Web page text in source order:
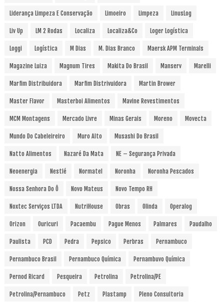
Liderança Limpeza E Conservação Limoeiro Limpeza LinusLog
Liv Up LM 2 Rodas Localiza Localiza&Co Loger Logística
Loggi Logística M Dias M. Dias Branco Maersk APM Terminals
Magazine Luiza Magnum Tires Makita Do Brasil Manserv Marelli
Marfim Distribuidora Marfim Distrivuidora Martin Brower
Master Flavor Masterboi Alimentos Mavine Revestimentos
MCM Montagens Mercado Livre Minas Gerais Moreno Movecta
Mundo Do Cabeleireiro Muro Alto Musashi Do Brasil
Natto Alimentos Nazaré Da Mata NE – Segurança Privada
Neoenergia Nestlé Normatel Noronha Noronha Pescados
Nossa Senhora Do Ô Novo Mateus Novo Tempo RH
Noxtec Serviços LTDA NutriHouse Obras Olinda Operalog
Orizon Ouricuri Pacaembu Pague Menos Palmares Paudalho
Paulista PCD Pedra Pepsico Perbras Pernambuco
Pernambuco Brasil Pernambuco Química Pernambuvo Química
Pernod Ricard Pesqueira Petrolina Petrolina/PE
Petrolina/Pernambuco Petz Plastamp Pleno Consultoria